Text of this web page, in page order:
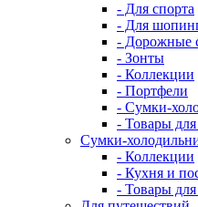
- Для спорта
- Для
- Дорожные
- Зонты
- Коллекции
- Портфели
- Сумки-
- Товары для
Сумки-
- Коллекции
- Кухня и
- Товары для